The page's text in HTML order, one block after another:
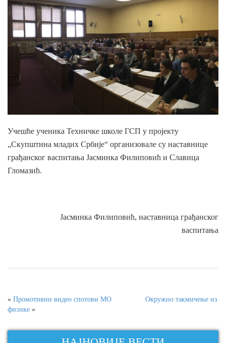
Учешће ученика Техничке школе ГСП у пројекту
„Скупштина младих Србије“ организовале су наставнице
грађанског васпитања Јасминка Филиповић и Славица
Гломазић.
Јасминка Филиповић, наставница грађанског
васпитања
« Промотивни видео спотови МО
Окружно такмичење из
физике »